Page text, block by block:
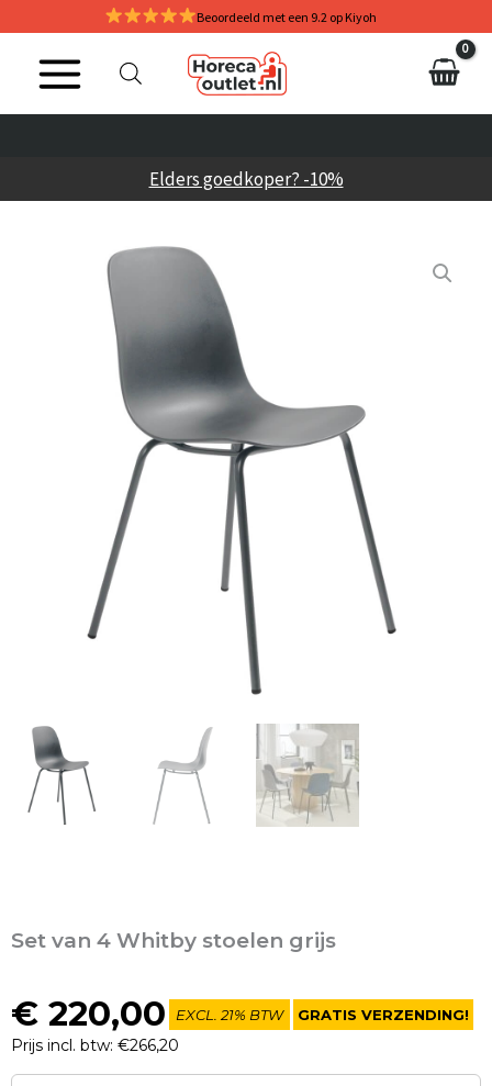
Beoordeeld met een 9.2 op Kiyoh
Elders goedkoper? -10%
Set van 4 Whitby stoelen grijs
€ 220,00
Prijs incl. btw: €266,20
EXCL. 21% BTW GRATIS VERZENDING!